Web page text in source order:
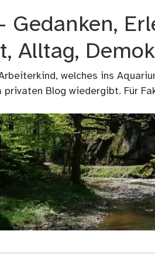
Gedanken,
Alltag,
welches ins
privaten Blog wiedergibt. Für